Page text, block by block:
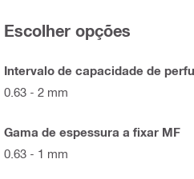
Escolher opções
Intervalo de capacidade de
0.63 - 2 mm
Gama de espessura a fixar MF
0.63 - 1 mm